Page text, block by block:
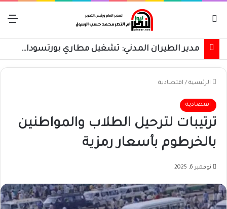
مدير الطيران المدني: تشغيل مطاري بورتسودان والخرطوم على مدار 24 ساعة قريباً
الرئيسية / اقتصادية
اقتصادية
ترتيبات لترحيل الطلاب والمواطنين
بالخرطوم بأسعار رمزية
نوفمبر 6, 2025